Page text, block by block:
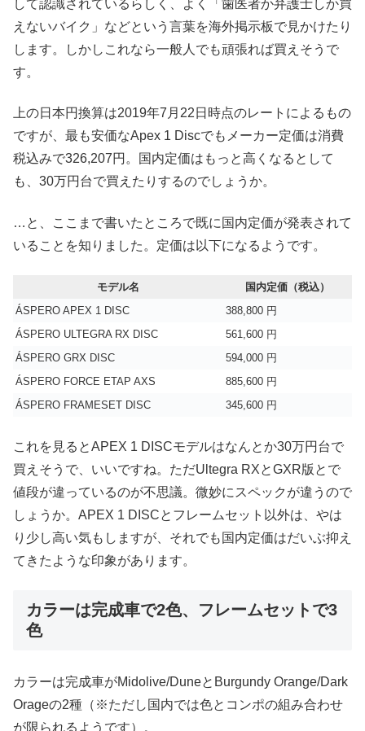
して認識されているらしく、よく「歯医者か弁護士しか買
えないバイク」などという言葉を海外掲示板で見かけたり
します。しかしこれなら一般人でも頑張れば買えそうで
す。
上の日本円換算は2019年7月22日時点のレートによるもの
ですが、最も安価なApex 1 Discでもメーカー定価は消費
税込みで326,207円。国内定価はもっと高くなるとして
も、30万円台で買えたりするのでしょうか。
…と、ここまで書いたところで既に国内定価が発表されて
いることを知りました。定価は以下になるようです。
モデル名
国内定価（税込）
ÁSPERO APEX 1 DISC
388,800 円
ÁSPERO ULTEGRA RX DISC
561,600 円
ÁSPERO GRX DISC
594,000 円
ÁSPERO FORCE ETAP AXS
885,600 円
ÁSPERO FRAMESET DISC
345,600 円
これを見るとAPEX 1 DISCモデルはなんとか30万円台で
買えそうで、いいですね。ただUltegra RXとGXR版とで
値段が違っているのが不思議。微妙にスペックが違うので
しょうか。APEX 1 DISCとフレームセット以外は、やは
り少し高い気もしますが、それでも国内定価はだいぶ抑え
てきたような印象があります。
カラーは完成車で2色、フレームセットで3
色
カラーは完成車がMidolive/DuneとBurgundy Orange/Dark
Orageの2種（※ただし国内では色とコンポの組み合わせ
が限られるようです）。